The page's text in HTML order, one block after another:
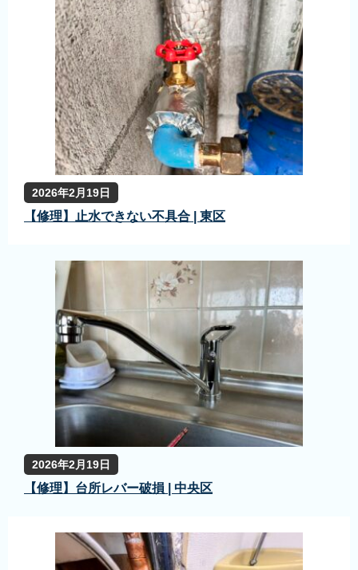
2026年2月19日
【修理】止水できない不具合 | 東区
2026年2月19日
【修理】台所レバー破損 | 中央区